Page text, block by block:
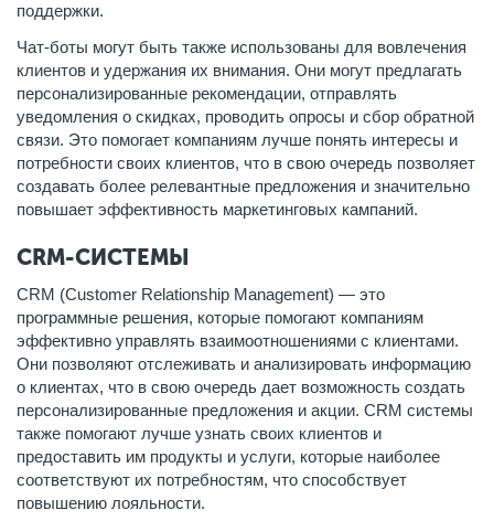
поддержки.
Чат-боты могут быть также использованы для вовлечения
клиентов и удержания их внимания. Они могут предлагать
персонализированные рекомендации, отправлять
уведомления о скидках, проводить опросы и сбор обратной
связи. Это помогает компаниям лучше понять интересы и
потребности своих клиентов, что в свою очередь позволяет
создавать более релевантные предложения и значительно
повышает эффективность маркетинговых кампаний.
CRM-СИСТЕМЫ
CRM (Customer Relationship Management) — это
программные решения, которые помогают компаниям
эффективно управлять взаимоотношениями с клиентами.
Они позволяют отслеживать и анализировать информацию
о клиентах, что в свою очередь дает возможность создать
персонализированные предложения и акции. CRM системы
также помогают лучше узнать своих клиентов и
предоставить им продукты и услуги, которые наиболее
соответствуют их потребностям, что способствует
повышению лояльности.